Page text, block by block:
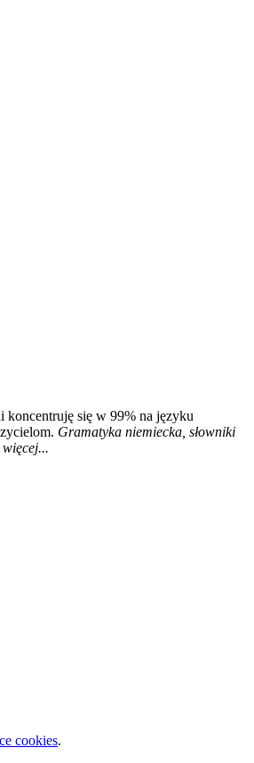
koncentruję się w 99% na języku
Gramatyka niemiecka, słowniki
cookies.